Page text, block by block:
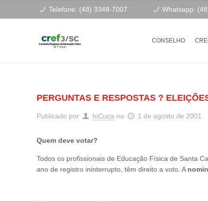
Telefone: (48) 3348-7007 Whatsapp:
CONSELHO
PERGUNTAS E RESPOSTAS ?
Publicado por InCuca na 1 de agosto de 2001
Quem deve votar?
Todos os profissionais de Educação Física de Santa
ano de registro ininterrupto, têm direito a voto. A